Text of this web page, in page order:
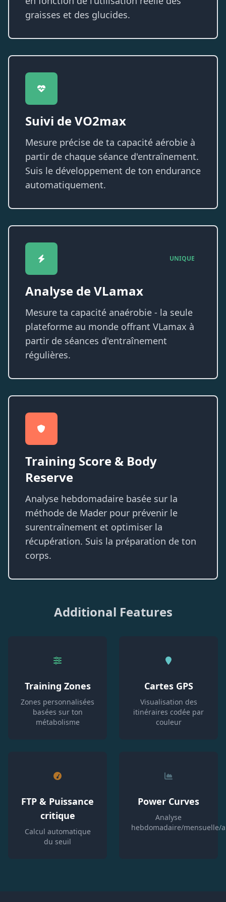
graisses et des glucides.
Suivi de VO2max
Mesure précise de ta capacité aérobie à
partir de chaque séance d'entraînement.
Suis le développement de ton endurance
automatiquement.
UNIQUE
Analyse de VLamax
Mesure ta capacité anaérobie - la seule
plateforme au monde offrant VLamax à
partir de séances d'entraînement
régulières.
Training Score & Body
Reserve
Analyse hebdomadaire basée sur la
méthode de Mader pour prévenir le
surentraînement et optimiser la
récupération. Suis la préparation de ton
corps.
Additional Features
Training Zones
Zones personnalisées
basées sur ton
métabolisme
Cartes GPS
Visualisation des
itinéraires codée par
couleur
FTP & Puissance
critique
Calcul automatique
du seuil
Power Curves
Analyse
hebdomadaire/mensuelle/